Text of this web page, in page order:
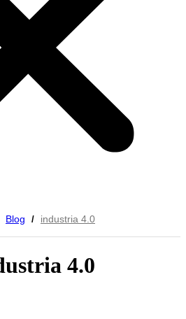
Blog / industria 4.0
4.0